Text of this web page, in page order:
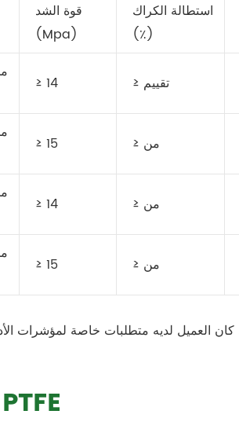
قوة الشد
(Mpa)
استطالة الكراك
(٪)
≥ 14 ≥ تقييم
≥ 15 ≥ من
≥ 14 ≥ من
≥ 15 ≥ من
استخدامات أنبوب مصبوب PTFE